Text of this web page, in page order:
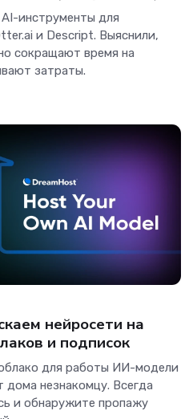
инструменты для
и Descript. Выяснили,
сокращают время на
затраты.
нейросети на
и подписок
для работы ИИ-модели
незнакомцу. Всегда
и обнаружите пропажу